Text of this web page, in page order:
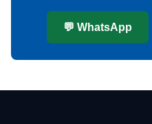
💬 WhatsApp